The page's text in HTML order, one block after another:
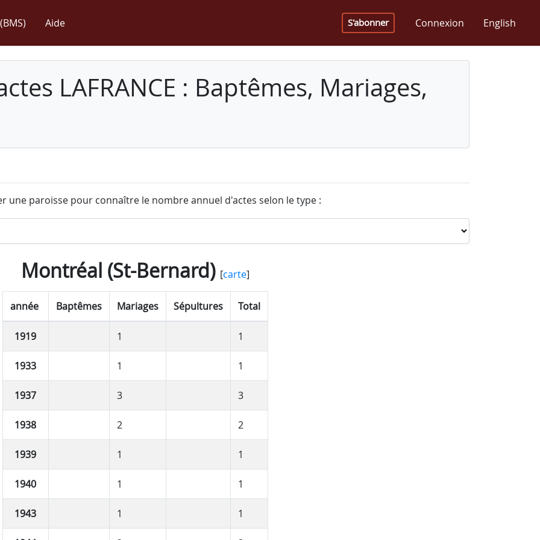
Aide S'abonner Connexion English
LAFRANCE : Baptêmes, Mariages,
une paroisse pour connaître le nombre annuel d'actes selon le type :
Montréal (St-Bernard)[carte]
année Baptêmes Mariages Sépultures Total
1919 1 1
1933 1 1
1937 3 3
1938 2 2
1939 1 1
1940 1 1
1943 1 1